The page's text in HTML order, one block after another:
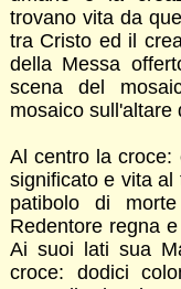
trovano vita da
tra Cristo ed il
della Messa
scena del
mosaico sull'altare
Al centro la croce:
significato e vita
patibolo di
Redentore regna
Ai suoi lati sua
croce: dodici